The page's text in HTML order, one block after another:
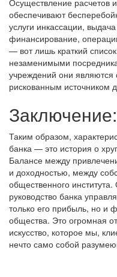
Осуществление расчетов
обеспечивают
услуги инкассации,
финансирование,
— вот лишь краткий
незаменимыми
учреждений они
рискованным источником
Таким образом,
банка — это история о
Балансе между
и доходностью, между
общественного института.
руководство банка
только его прибыль, но и
общества. Это огромная
искусство, которое мы,
нечто само собой